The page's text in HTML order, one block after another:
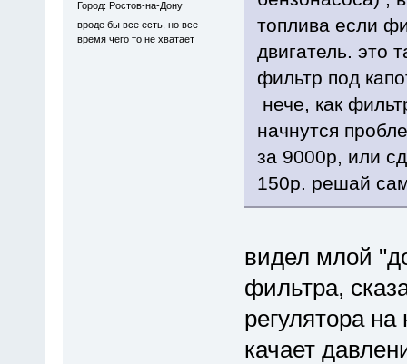
Город: Ростов-на-Дону
вроде бы все есть, но все
время чего то не хватает
топлива если
двигатель. это
фильтр под
нече, как
начнутся
за 9000р, или
150р. решай
видел млой
фильтра,
регулятора на
качает